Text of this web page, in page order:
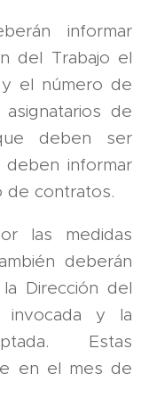
informar
del Trabajo el
el número de
de
deben ser
deben informar
de contratos.
las medidas
deberán
Dirección del
invocada y la
Estas
en el mes de